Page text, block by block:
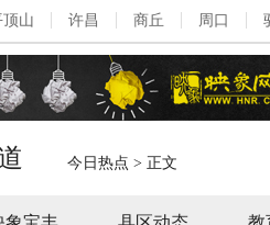
顶山 许昌 商丘 周口
今日热点 > 正文